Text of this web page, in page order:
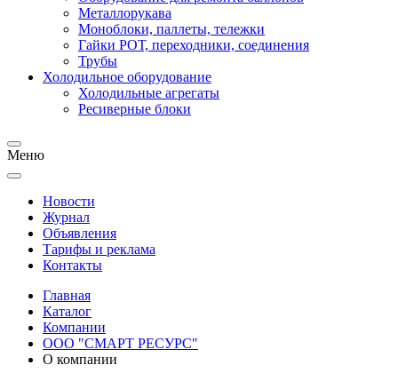
Металлорукава
Моноблоки, паллеты, тележки
Гайки РОТ, переходники, соединения
Трубы
Холодильное оборудование
Холодильные агрегаты
Ресиверные блоки
Меню
Новости
Журнал
Объявления
Тарифы и реклама
Контакты
Главная
Каталог
Компании
ООО "СМАРТ РЕСУРС"
О компании